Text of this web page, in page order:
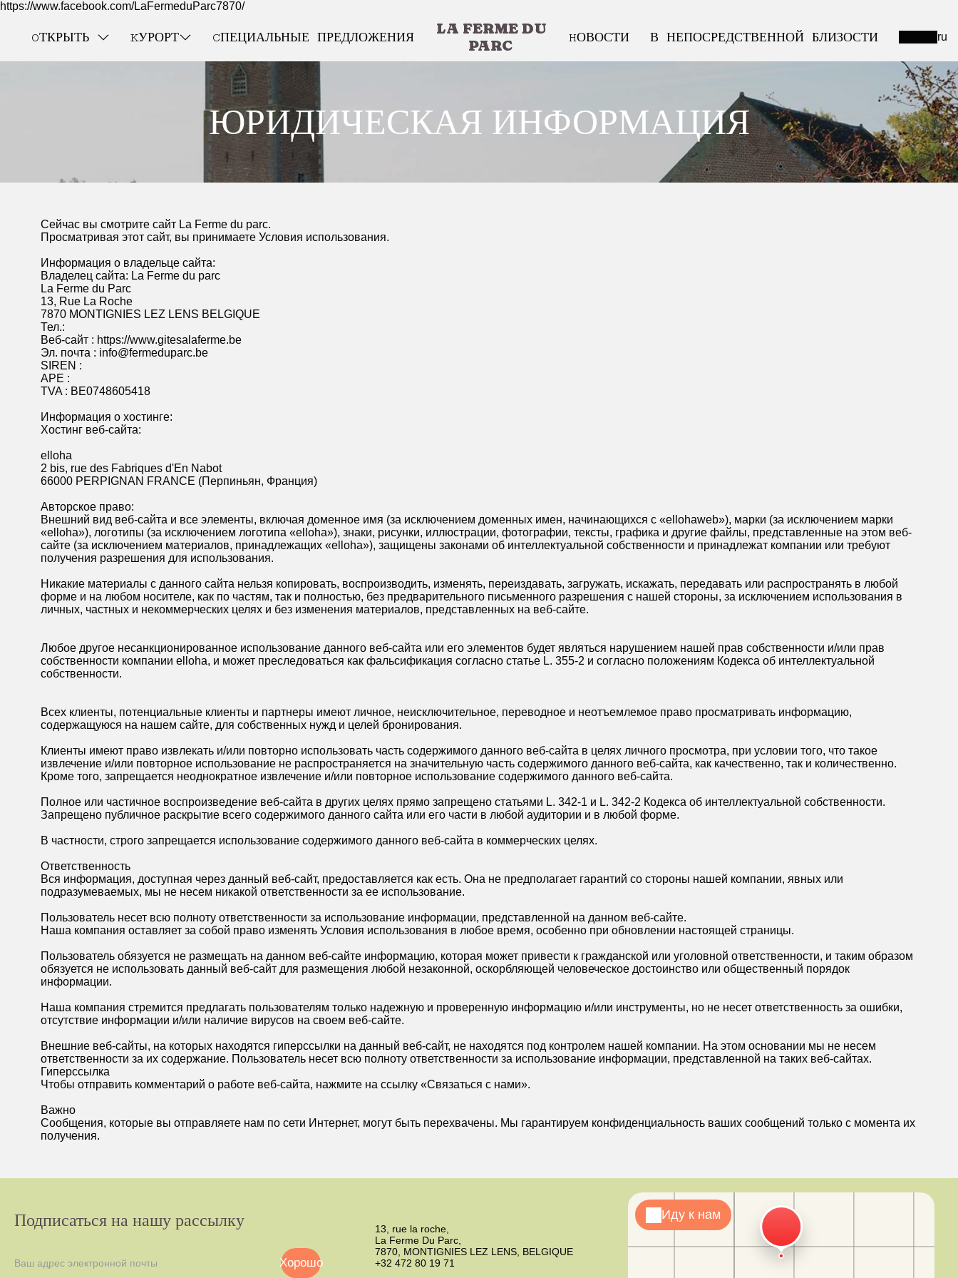
https://www.facebook.com/LaFermeduParc7870/
OТКРЫТЬ KУРОРТ CПЕЦИАЛЬНЫЕ ПРЕДЛОЖЕНИЯ
LA FERME DU
PARC
HОВОСТИ В НЕПОСРЕДСТВЕННОЙ БЛИЗОСТИ ru
ЮРИДИЧЕСКАЯ ИНФОРМАЦИЯ
Сейчас вы смотрите сайт La Ferme du parc.
Просматривая этот сайт, вы принимаете Условия использования.
Информация о владельце сайта:
Владелец сайта: La Ferme du parc
La Ferme du Parc
13, Rue La Roche
7870 MONTIGNIES LEZ LENS BELGIQUE
Тел.:
Веб-сайт : https://www.gitesalaferme.be
Эл. почта : info@fermeduparc.be
SIREN :
APE :
TVA : BE0748605418
Информация о хостинге:
Хостинг веб-сайта:
elloha
2 bis, rue des Fabriques d'En Nabot
66000 PERPIGNAN FRANCE (Перпиньян, Франция)
Авторское право:
Внешний вид веб-сайта и все элементы, включая доменное имя (за исключением доменных имен, начинающихся с «ellohaweb»), марки (за исключением марки
«elloha»), логотипы (за исключением логотипа «elloha»), знаки, рисунки, иллюстрации, фотографии, тексты, графика и другие файлы, представленные на этом веб-
сайте (за исключением материалов, принадлежащих «elloha»), защищены законами об интеллектуальной собственности и принадлежат компании или требуют
получения разрешения для использования.
Никакие материалы с данного сайта нельзя копировать, воспроизводить, изменять, переиздавать, загружать, искажать, передавать или распространять в любой
форме и на любом носителе, как по частям, так и полностью, без предварительного письменного разрешения с нашей стороны, за исключением использования в
личных, частных и некоммерческих целях и без изменения материалов, представленных на веб-сайте.
Любое другое несанкционированное использование данного веб-сайта или его элементов будет являться нарушением нашей прав собственности и/или прав
собственности компании elloha, и может преследоваться как фальсификация согласно статье L. 355-2 и согласно положениям Кодекса об интеллектуальной
собственности.
Всех клиенты, потенциальные клиенты и партнеры имеют личное, неисключительное, переводное и неотъемлемое право просматривать информацию,
содержащуюся на нашем сайте, для собственных нужд и целей бронирования.
Клиенты имеют право извлекать и/или повторно использовать часть содержимого данного веб-сайта в целях личного просмотра, при условии того, что такое
извлечение и/или повторное использование не распространяется на значительную часть содержимого данного веб-сайта, как качественно, так и количественно.
Кроме того, запрещается неоднократное извлечение и/или повторное использование содержимого данного веб-сайта.
Полное или частичное воспроизведение веб-сайта в других целях прямо запрещено статьями L. 342-1 и L. 342-2 Кодекса об интеллектуальной собственности.
Запрещено публичное раскрытие всего содержимого данного сайта или его части в любой аудитории и в любой форме.
В частности, строго запрещается использование содержимого данного веб-сайта в коммерческих целях.
Ответственность
Вся информация, доступная через данный веб-сайт, предоставляется как есть. Она не предполагает гарантий со стороны нашей компании, явных или
подразумеваемых, мы не несем никакой ответственности за ее использование.
Пользователь несет всю полноту ответственности за использование информации, представленной на данном веб-сайте.
Наша компания оставляет за собой право изменять Условия использования в любое время, особенно при обновлении настоящей страницы.
Пользователь обязуется не размещать на данном веб-сайте информацию, которая может привести к гражданской или уголовной ответственности, и таким образом
обязуется не использовать данный веб-сайт для размещения любой незаконной, оскорбляющей человеческое достоинство или общественный порядок
информации.
Наша компания стремится предлагать пользователям только надежную и проверенную информацию и/или инструменты, но не несет ответственность за ошибки,
отсутствие информации и/или наличие вирусов на своем веб-сайте.
Внешние веб-сайты, на которых находятся гиперссылки на данный веб-сайт, не находятся под контролем нашей компании. На этом основании мы не несем
ответственности за их содержание. Пользователь несет всю полноту ответственности за использование информации, представленной на таких веб-сайтах.
Гиперссылка
Чтобы отправить комментарий о работе веб-сайта, нажмите на ссылку «Связаться с нами».
Важно
Сообщения, которые вы отправляете нам по сети Интернет, могут быть перехвачены. Мы гарантируем конфиденциальность ваших сообщений только с момента их
получения.
Подписаться на нашу рассылку
Хорошо
Иду к нам
13, rue la roche,
La Ferme Du Parc,
7870, MONTIGNIES LEZ LENS, BELGIQUE
+32 472 80 19 71